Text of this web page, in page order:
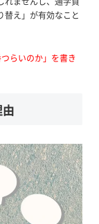
替え」が有効なこと
つらいのか」を書き